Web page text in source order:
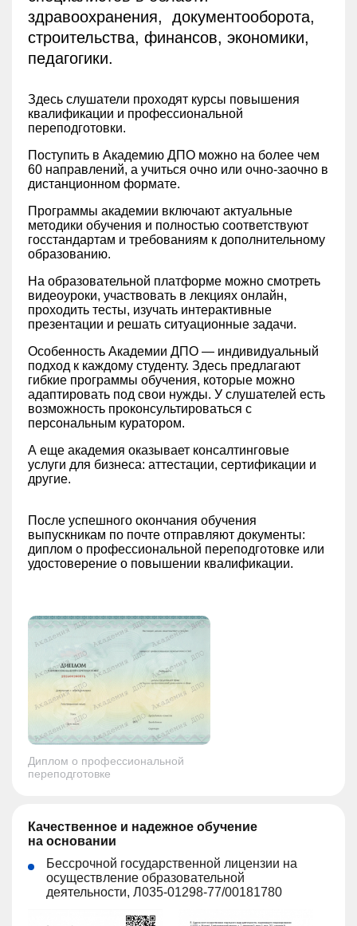
здравоохранения, документооборота,
строительства, финансов, экономики,
педагогики.
Здесь слушатели проходят курсы повышения
квалификации и профессиональной
переподготовки.
Поступить в Академию ДПО можно на более чем
60 направлений, а учиться очно или очно-заочно в
дистанционном формате.
Программы академии включают актуальные
методики обучения и полностью соответствуют
госстандартам и требованиям к дополнительному
образованию.
На образовательной платформе можно смотреть
видеоуроки, участвовать в лекциях онлайн,
проходить тесты, изучать интерактивные
презентации и решать ситуационные задачи.
Особенность Академии ДПО — индивидуальный
подход к каждому студенту. Здесь предлагают
гибкие программы обучения, которые можно
адаптировать под свои нужды. У слушателей есть
возможность проконсультироваться с
персональным куратором.
А еще академия оказывает консалтинговые
услуги для бизнеса: аттестации, сертификации и
другие.
После успешного окончания обучения
выпускникам по почте отправляют документы:
диплом о профессиональной переподготовке или
удостоверение о повышении квалификации.
Диплом о профессиональной
переподготовке
Качественное и надежное обучение
на основании
Бессрочной государственной лицензии на
осуществление образовательной
деятельности, Л035-01298-77/00181780